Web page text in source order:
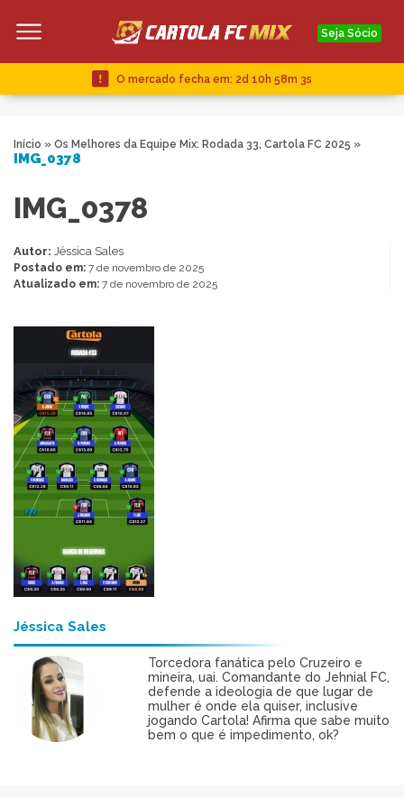
Seja Sócio
O mercado fecha em: 2d 10h 58m 3s
Início » Os Melhores da Equipe Mix: Rodada 33, Cartola FC 2025 »
IMG_0378
IMG_0378
Autor: Jéssica Sales
Postado em: 7 de novembro de 2025
Atualizado em: 7 de novembro de 2025
Jéssica Sales
Torcedora fanática pelo Cruzeiro e
mineira, uai. Comandante do Jehnial FC,
defende a ideologia de que lugar de
mulher é onde ela quiser, inclusive
jogando Cartola! Afirma que sabe muito
bem o que é impedimento, ok?